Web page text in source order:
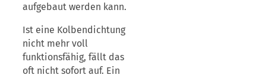
aufgebaut werden kann.
Ist eine Kolbendichtung
nicht mehr voll
funktionsfähig, fällt das
oft nicht sofort auf. Ein